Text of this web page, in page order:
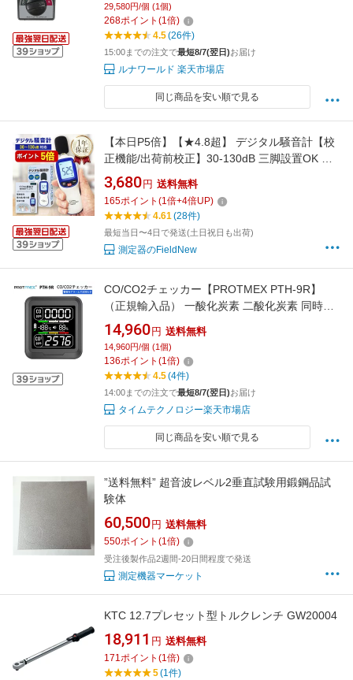
示 ピーク保持機能 簡易型測定器 3軸センサー
日本語説明書付属
29,580円/個 (1個)
268ポイント (1倍)
4.5(26件)
15:00までの注文で最短8/7(翌日)お届け
ルナワールド 楽天市場店
同じ商品を安い順で見る
【本日P5倍】【★4.8超】 デジタル騒音計【校
正機能/出荷前校正】30-130dB 三脚設置OK 最
大/最小 自動OFF解除 デシベル計測器 騒音計測
器 音量測定器 FieldNew【メール便5cm】
3,680 円 送料無料
165ポイント (1倍+4倍UP)
4.61(28件)
最短当日〜4日で発送(土日祝日も出荷)
測定器のFieldNew
CO/CO2チェッカー【PROTMEX PTH-9R】
（正規輸入品） 一酸化炭素 二酸化炭素 同時測
定 二酸化炭素チェッカー 一酸化炭素チェッカ
ー 二酸化炭素濃度計測器 濃度計 温度 湿度 家庭
オフィス 店舗 家庭 車内 テント キャンプ キャ
ンプ用 車中泊 据え置き 壁掛け 軽量 測定 警報
機
14,960 円 送料無料
14,960円/個 (1個)
136ポイント (1倍)
4.5(4件)
14:00までの注文で最短8/7(翌日)お届け
タイムテクノロジー楽天市場店
同じ商品を安い順で見る
”送料無料” 超音波レベル2垂直試験用鍛鋼品試
験体
60,500 円 送料無料
550ポイント (1倍)
受注後製作品2週間-20日間程度で発送
測定機器マーケット
KTC 12.7プレセット型トルクレンチ GW20004
18,911 円 送料無料
171ポイント (1倍)
5(1件)